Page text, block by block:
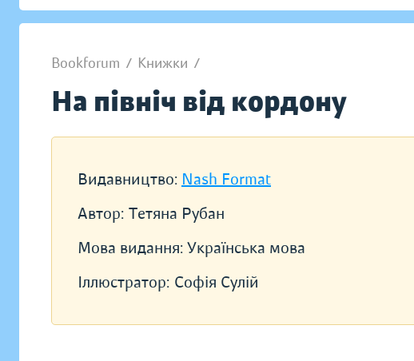
Bookforum / Книжки /
На північ від кордону
Видавництво: Nash Format
Автор: Тетяна Рубан
Мова видання: Українська мова
Іллюстратор: Софія Сулій